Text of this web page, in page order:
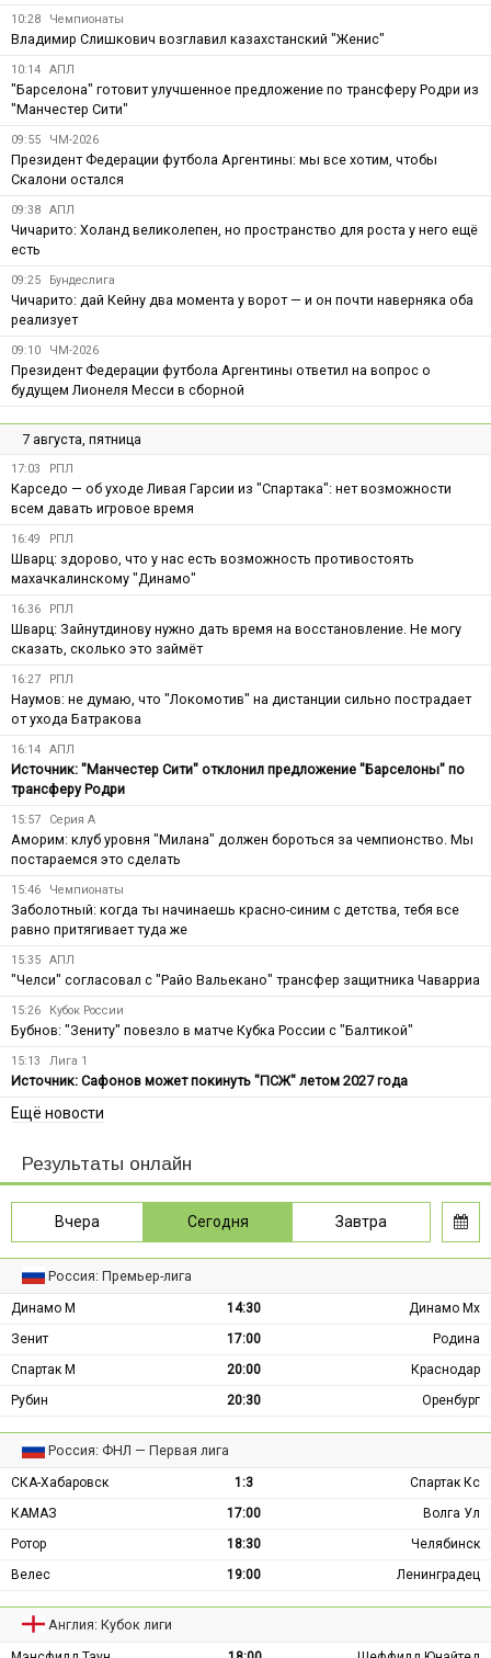
10:28 Чемпионаты
Владимир Слишкович возглавил казахстанский "Женис"
10:14 АПЛ
"Барселона" готовит улучшенное предложение по трансферу Родри из
"Манчестер Сити"
09:55 ЧМ-2026
Президент Федерации футбола Аргентины: мы все хотим, чтобы
Скалони остался
09:38 АПЛ
Чичарито: Холанд великолепен, но пространство для роста у него ещё
есть
09:25 Бундеслига
Чичарито: дай Кейну два момента у ворот — и он почти наверняка оба
реализует
09:10 ЧМ-2026
Президент Федерации футбола Аргентины ответил на вопрос о
будущем Лионеля Месси в сборной
7 августа, пятница
17:03 РПЛ
Карседо — об уходе Ливая Гарсии из "Спартака": нет возможности
всем давать игровое время
16:49 РПЛ
Шварц: здорово, что у нас есть возможность противостоять
махачкалинскому "Динамо"
16:36 РПЛ
Шварц: Зайнутдинову нужно дать время на восстановление. Не могу
сказать, сколько это займёт
16:27 РПЛ
Наумов: не думаю, что "Локомотив" на дистанции сильно пострадает
от ухода Батракова
16:14 АПЛ
Источник: "Манчестер Сити" отклонил предложение "Барселоны" по
трансферу Родри
15:57 Серия А
Аморим: клуб уровня "Милана" должен бороться за чемпионство. Мы
постараемся это сделать
15:46 Чемпионаты
Заболотный: когда ты начинаешь красно-синим с детства, тебя все
равно притягивает туда же
15:35 АПЛ
"Челси" согласовал с "Райо Вальекано" трансфер защитника Чаварриа
15:26 Кубок России
Бубнов: "Зениту" повезло в матче Кубка России с "Балтикой"
15:13 Лига 1
Источник: Сафонов может покинуть "ПСЖ" летом 2027 года
Ещё новости
Результаты онлайн
Вчера Сегодня Завтра
Россия: Премьер-лига
Динамо М 14:30
Динамо Мх
Зенит
17:00
Родина
Спартак М
20:00
Краснодар
Рубин
20:30 Оренбург
Россия: ФНЛ — Первая лига
СКА-Хабаровск 1:3
Спартак Кс
КАМАЗ
17:00
Волга Ул
Ротор
18:30
Челябинск
Велес
19:00 Ленинградец
Англия: Кубок лиги